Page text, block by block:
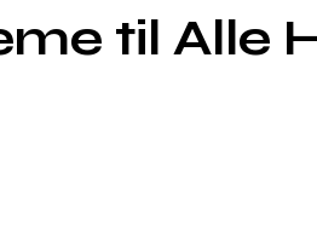
til Alle